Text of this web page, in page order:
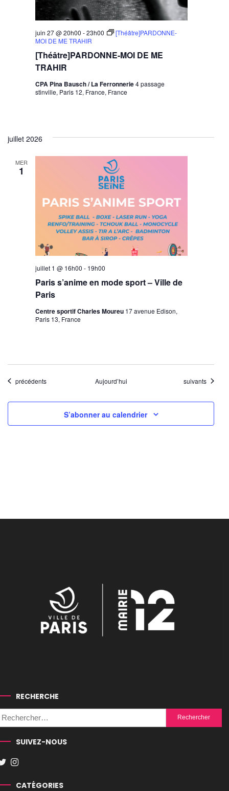
[Théâtre]PARDONNE-MOI DE ME
TRAHIR
juin 27 @ 20h00 -23h00
[Théâtre]PARDONNE-
MOI DE ME TRAHIR
CPA Pina Bausch / La Ferronnerie4 passage
stinville, Paris 12, France, France
juillet 2026
MER
1
Paris s’anime en mode sport – Ville de
Paris
juillet 1 @ 16h00 - 19h00
Centre sportif Charles Moureu 17 avenue Edison,
Paris 13, France
Évènements
précédents Aujourd’hui Évènements
suivants
S’abonner au calendrier
RECHERCHE
Rechercher :
SUIVEZ-NOUS
CATÉGORIES